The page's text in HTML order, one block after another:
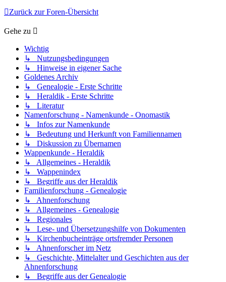
Zurück zur Foren-Übersicht
Gehe zu
Wichtig
↳ Nutzungsbedingungen
↳ Hinweise in eigener Sache
Goldenes Archiv
↳ Genealogie - Erste Schritte
↳ Heraldik - Erste Schritte
↳ Literatur
Namenforschung - Namenkunde - Onomastik
↳ Infos zur Namenkunde
↳ Bedeutung und Herkunft von Familiennamen
↳ Diskussion zu Übernamen
Wappenkunde - Heraldik
↳ Allgemeines - Heraldik
↳ Wappenindex
↳ Begriffe aus der Heraldik
Familienforschung - Genealogie
↳ Ahnenforschung
↳ Allgemeines - Genealogie
↳ Regionales
↳ Lese- und Übersetzungshilfe von Dokumenten
↳ Kirchenbucheinträge ortsfremder Personen
↳ Ahnenforscher im Netz
↳ Geschichte, Mittelalter und Geschichten aus der
Ahnenforschung
↳ Begriffe aus der Genealogie